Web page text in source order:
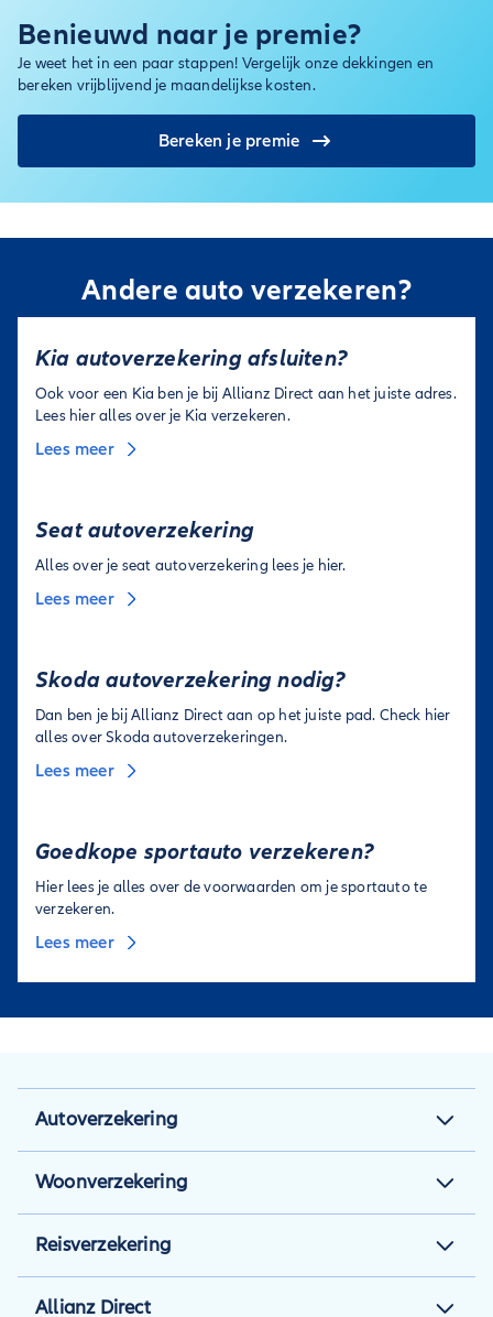
Benieuwd naar je premie?
Je weet het in een paar stappen! Vergelijk onze dekkingen en
bereken vrijblijvend je maandelijkse kosten.
Bereken je premie
Andere auto verzekeren?
Kia autoverzekering afsluiten?
Ook voor een Kia ben je bij Allianz Direct aan het juiste adres.
Lees hier alles over je Kia verzekeren.
Lees meer
Seat autoverzekering
Alles over je seat autoverzekering lees je hier.
Lees meer
Skoda autoverzekering nodig?
Dan ben je bij Allianz Direct aan op het juiste pad. Check hier
alles over Skoda autoverzekeringen.
Lees meer
Goedkope sportauto verzekeren?
Hier lees je alles over de voorwaarden om je sportauto te
verzekeren.
Lees meer
Autoverzekering
Autoverzekering
Autoverzekering berekenen
Autotips
Inzittendenverzekering
Woonverzekering
Woonverzekering
Aansprakelijkheidsverzekering
Reisverzekering
Reisverzekering
Allianz Direct